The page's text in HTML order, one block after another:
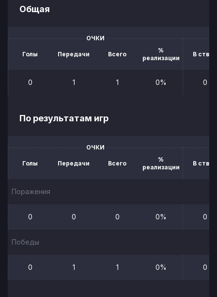
Общая
ОЧКИ
Голы Передачи Всего
%
реализации
В створ
0 1 1 0% 0
По результатам игр
ОЧКИ
Голы Передачи Всего
%
реализации
В створ
Поражения
0 0 0 0% 0
Победы
0 1 1 0% 0